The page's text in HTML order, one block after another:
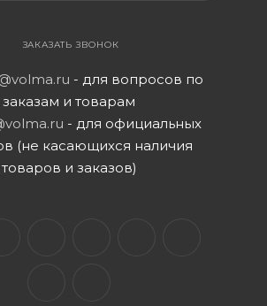
ЗАКАЗАТЬ ЗВОНОК
- для вопросов по
заказам и товарам
- для официальных
(не касающихся наличия
товаров и заказов)